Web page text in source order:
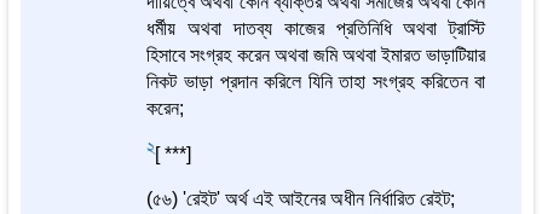
ধর্মীয় অথবা দাতব্য কাজের প্রতিনিধি অথবা ট্রাস্টি
হিসাবে সংগ্রহ করেন অথবা জমি অথবা ইমারত ভাড়াটিয়ার
নিকট ভাড়া প্রদান করিলে যিনি তাহা সংগ্রহ করিতেন বা
করেন;
2[ ***]
(৫৬) 'রেইট' অর্থ এই আইনের অধীন নির্ধারিত রেইট;